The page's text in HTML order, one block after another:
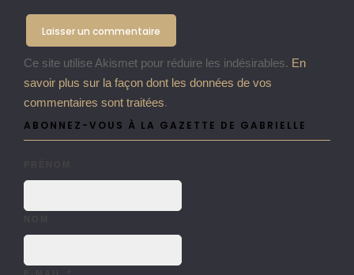
Ce site utilise Akismet pour réduire les indésirables. En
savoir plus sur la façon dont les données de vos
commentaires sont traitées.
ABONNEZ-VOUS À LA GAZETTE DE GABRIELLE